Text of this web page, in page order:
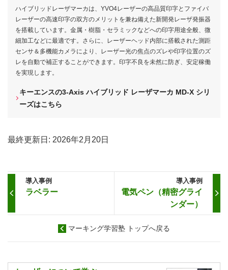
ハイブリッドレーザマーカは、YVO4レーザーの高品質印字とファイバ
レーザーの高速印字の双方のメリットを兼ね備えた新開発レーザ発振器
を搭載しています。金属・樹脂・セラミックなどへの印字用途全般、微
細加工などに最適です。さらに、レーザーヘッド内部に搭載された測距
センサ＆多機能カメラにより、レーザー光の焦点のズレや印字位置のズ
レを自動で補正することができます。印字不良を未然に防ぎ、安定稼働
を実現します。
キーエンスの3-Axis ハイブリッド レーザマーカ MD-X シリ
ーズはこちら
最終更新日: 2026年2月20日
導入事例
ラベラー
導入事例
電気ペン（精密グライ
ンダー）
マーキング学習塾 トップへ戻る